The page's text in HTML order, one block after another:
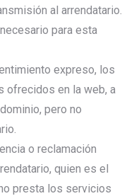
al arrendatario.
para esta
expreso, los
ofrecidos en la web, a
pero no
o reclamación
quien es el
presta los servicios